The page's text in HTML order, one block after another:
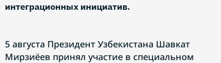
интеграционных инициатив.
5 августа Президент Узбекистана Шавкат
Мирзиёев принял участие в специальном